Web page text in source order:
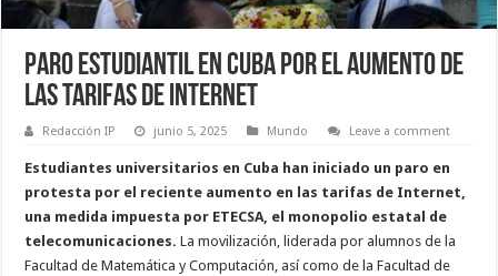
Paro Estudiantil en Cuba por el Aumento de
las Tarifas de Internet
Redacción IP junio 5, 2025 Mundo Leave a comment
Estudiantes universitarios en Cuba han iniciado un paro en
protesta por el reciente aumento en las tarifas de Internet,
una medida impuesta por ETECSA, el monopolio estatal de
telecomunicaciones. La movilización, liderada por alumnos de la
Facultad de Matemática y Computación, así como de la Facultad de